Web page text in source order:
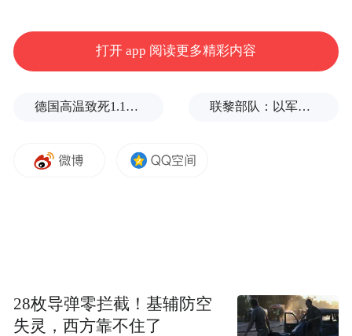
打开 app 阅读更多精彩内容
德国高温致死1.19万人，为2016年来最高纪录 联黎部队：以军单日向黎发射113枚炮弹
28枚导弹零拦截！基辅防空
失灵，西方靠不住了